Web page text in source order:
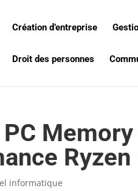
Création d’entreprise
Droit des personnes
Ryzen
informatique